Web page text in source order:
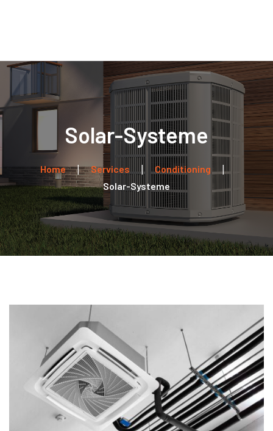
Leistungen
Kontakt
Solar-Systeme
Home Services
Conditioning
Solar-Systeme